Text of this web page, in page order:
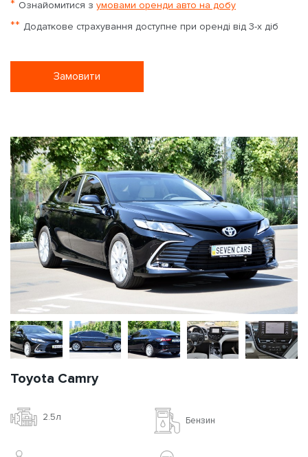
* Ознайомитися з умовами оренди авто на добу
** Додаткове страхування доступне при оренді від 3-х діб
Замовити
Toyota Camry
2.5л Бензин